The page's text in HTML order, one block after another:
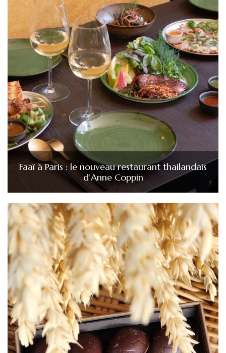
Faaï à Paris : le nouveau restaurant thailandais
d’Anne Coppin